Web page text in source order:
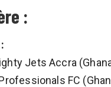
:
Jets Accra
FC